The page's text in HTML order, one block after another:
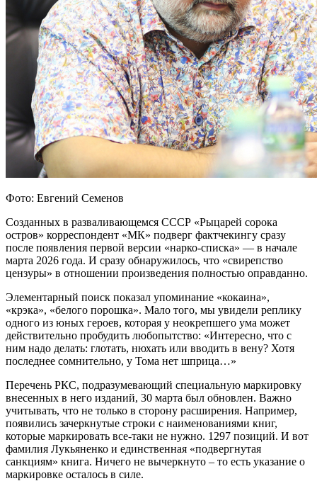
Фото: Евгений Семенов
Созданных в разваливающемся СССР «Рыцарей сорока
остров» корреспондент «МК» подверг фактчекингу сразу
после появления первой версии «нарко-списка» — в начале
марта 2026 года. И сразу обнаружилось, что «свирепство
цензуры» в отношении произведения полностью оправданно.
Элементарный поиск показал упоминание «кокаина»,
«крэка», «белого порошка». Мало того, мы увидели реплику
одного из юных героев, которая у неокрепшего ума может
действительно пробудить любопытство: «Интересно, что с
ним надо делать: глотать, нюхать или вводить в вену? Хотя
последнее сомнительно, у Тома нет шприца…»
Перечень РКС, подразумевающий специальную маркировку
внесенных в него изданий, 30 марта был обновлен. Важно
учитывать, что не только в сторону расширения. Например,
появились зачеркнутые строки с наименованиями книг,
которые маркировать все-таки не нужно. 1297 позиций. И вот
фамилия Лукьяненко и единственная «подвергнутая
санкциям» книга. Ничего не вычеркнуто – то есть указание о
маркировке осталось в силе.